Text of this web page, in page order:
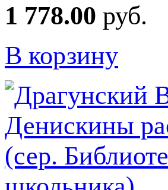
1 778.00 руб.
В корзину